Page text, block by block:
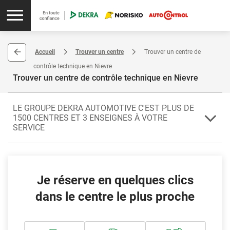
Accueil Trouver un centre
Trouver un centre de
contrôle technique en Nievre
Trouver un centre de contrôle technique en Nievre
LE GROUPE DEKRA AUTOMOTIVE C'EST PLUS DE
1500 CENTRES ET 3 ENSEIGNES À VOTRE
SERVICE
compte parmi les départements de la région de la Bourgogne-
Franche-Comté.
Pour contrôler un véhicule de collection ou un véhicule utilitaire,
technique périodique et contre-visite inclus).
Je réserve en quelques clics
dans le centre le plus proche